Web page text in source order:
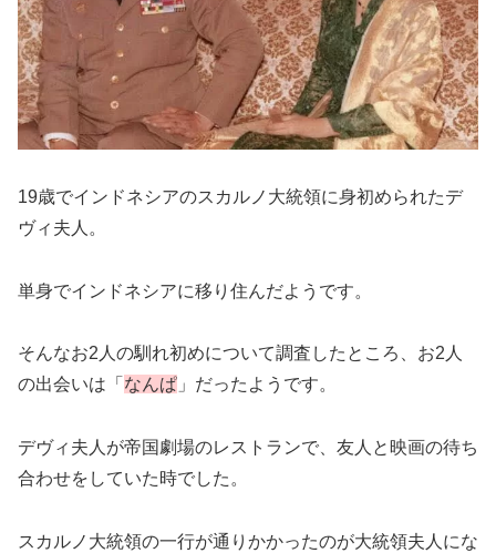
19歳でインドネシアのスカルノ大統領に身初められたデ
ヴィ夫人。
単身でインドネシアに移り住んだようです。
そんなお2人の馴れ初めについて調査したところ、お2人
の出会いは「 なんぱ 」だったようです。
デヴィ夫人が帝国劇場のレストランで、友人と映画の待ち
合わせをしていた時でした。
スカルノ大統領の一行が通りかかったのが大統領夫人にな